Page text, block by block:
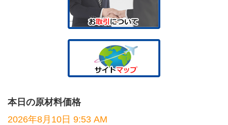
本日の原材料価格
2026年8月10日 9:53 AM